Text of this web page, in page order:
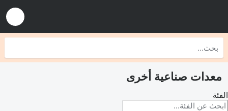
معدات صناعية أخرى
الفئة